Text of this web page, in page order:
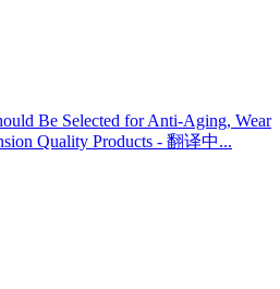
Be Selected for Anti-Aging, Wear
Quality Products - 翻译中...